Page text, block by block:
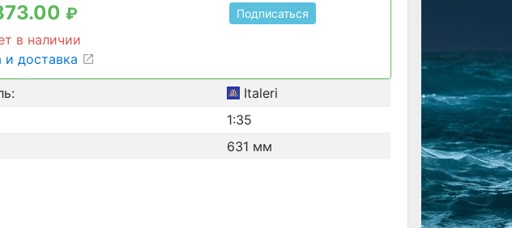
₽
в наличии
и доставка
Подписаться
Italeri
1:35
631 мм